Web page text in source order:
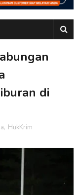
di
, HukKrim